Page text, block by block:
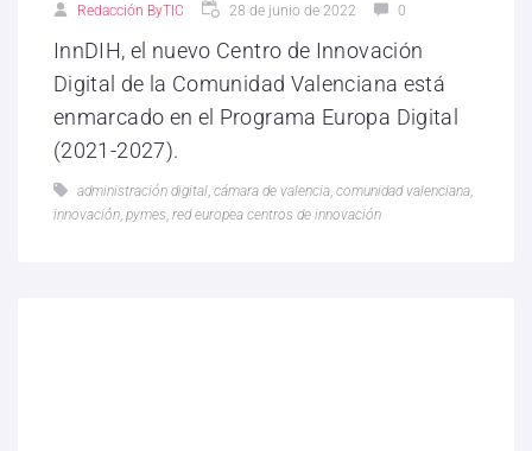
Redacción ByTIC 28 de junio de 2022 0
InnDIH, el nuevo Centro de Innovación
Digital de la Comunidad Valenciana está
enmarcado en el Programa Europa Digital
(2021-2027).
administración digital cámara de valencia comunidad valenciana
innovación pymes red europea centros de innovación